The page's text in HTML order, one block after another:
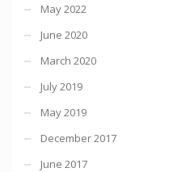
May 2022
June 2020
March 2020
July 2019
May 2019
December 2017
June 2017